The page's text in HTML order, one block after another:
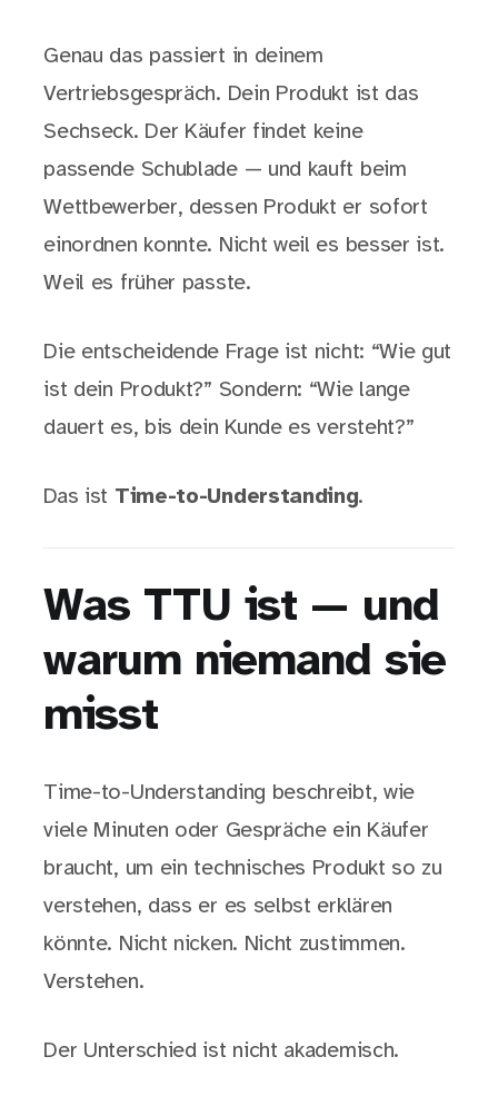
Genau das passiert in deinem
Vertriebsgespräch. Dein Produkt ist das
Sechseck. Der Käufer findet keine
passende Schublade — und kauft beim
Wettbewerber, dessen Produkt er sofort
einordnen konnte. Nicht weil es besser ist.
Weil es früher passte.
Die entscheidende Frage ist nicht: “Wie gut
ist dein Produkt?” Sondern: “Wie lange
dauert es, bis dein Kunde es versteht?”
Das ist Time-to-Understanding.
Was TTU ist — und
warum niemand sie
misst
Time-to-Understanding beschreibt, wie
viele Minuten oder Gespräche ein Käufer
braucht, um ein technisches Produkt so zu
verstehen, dass er es selbst erklären
könnte. Nicht nicken. Nicht zustimmen.
Verstehen.
Der Unterschied ist nicht akademisch.